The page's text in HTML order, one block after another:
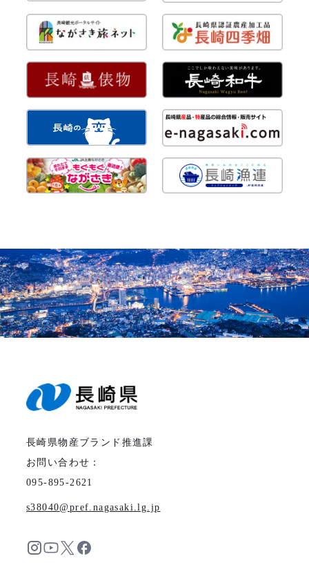
長崎県物産ブランド推進課
お問い合わせ：
095-895-2621
s38040 pref.nagasaki.lg.jp